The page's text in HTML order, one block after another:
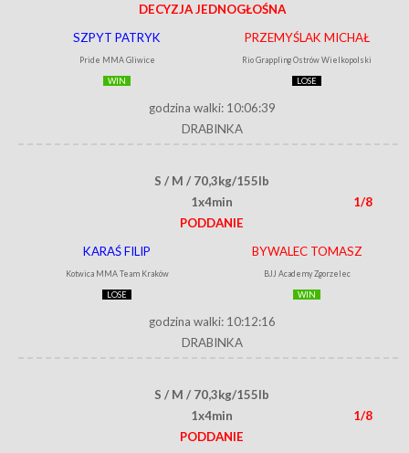
DECYZJA JEDNOGŁOŚNA
SZPYT PATRYK
Pride MMA Gliwice
WIN
PRZEMYŚLAK MICHAŁ
Rio Grappling Ostrów Wielkopolski
LOSE
godzina walki: 10:06:39
DRABINKA
S / M / 70,3kg/155lb
1x4min
1/8
PODDANIE
KARAŚ FILIP
Kotwica MMA Team Kraków
LOSE
BYWALEC TOMASZ
BJJ Academy Zgorzelec
WIN
godzina walki: 10:12:16
DRABINKA
S / M / 70,3kg/155lb
1x4min
1/8
PODDANIE